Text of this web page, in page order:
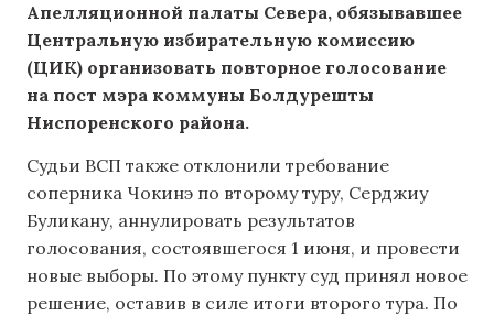
Апелляционной палаты Севера, обязывавшее
Центральную избирательную комиссию
(ЦИК) организовать повторное голосование
на пост мэра коммуны Болдурешты
Ниспоренского района.
Судьи ВСП также отклонили требование
соперника Чокинэ по второму туру, Серджиу
Буликану, аннулировать результатов
голосования, состоявшегося 1 июня, и провести
новые выборы. По этому пункту суд принял новое
решение, оставив в силе итоги второго тура. По